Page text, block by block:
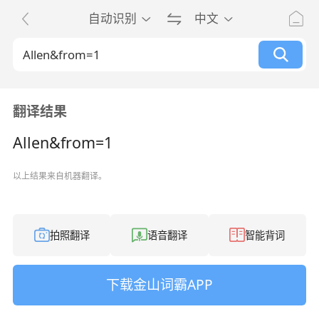
自动识别 中文
翻译结果
Allen&from=1
以上结果来自机器翻译。
拍照翻译 语音翻译 智能背词
下载金山词霸APP